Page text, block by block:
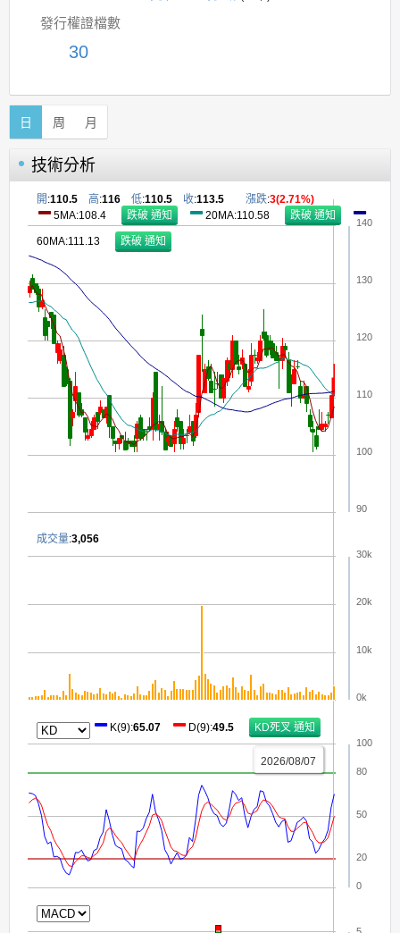
發行權證檔數
30
日 周 月
技術分析
90
100
110
120
130
140
0k
10k
20k
30k
0
20
50
80
100
2026/08/07
開 :110.5 高:116 低:110.5 收:113.5 漲跌:3(2.71%)
5MA:108.4
20MA:110.58
60MA:111.13
成交量:3,056
K(9):65.07 D(9):49.5